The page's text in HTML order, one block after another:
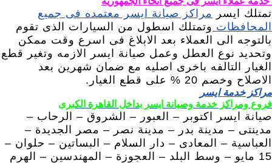
تمتلك ايسر مراكز صيانة ايسر معتمده فى جميع
المحافظات وتمتلك اسطول من السيارات الذى تقوم
بالتوجه الى العملاء بعد الابلاغ فى اسرع وقت ممكن
وتحديد نوع العطل وعمل صيانة ايسر الازمه وتغير قطع
الغيار التالفه باخرى اصليه مع ضمان شهرين بعد
الاصلاح وخصم 20 % على قطع الغيار.
مراكز خدمة ايسر
فروع ومراكز خدمة وصيانة ايسر بداخل القاهرة الكبرى
صيانة ايسر اكتوبر – العبور – الشروق – الرحاب –
مدينتى – مدينة بدر – مدينة نصر – مصر الجديدة –
العباسية – المعادى – دار السلام – البساتين – حلوان –
15 مايو – وسط البلد – العجوزة – المهندسين – الهرم